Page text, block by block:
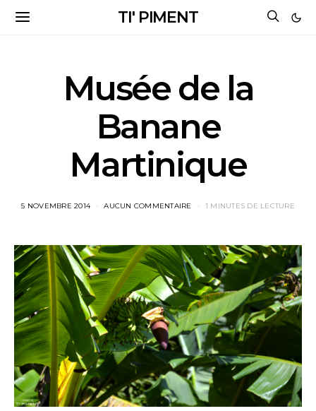
TI' PIMENT
Musée de la
Banane
Martinique
5 NOVEMBRE 2014 AUCUN COMMENTAIRE 1 MINUTES DE LECTURE